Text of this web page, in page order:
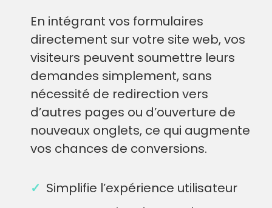
En intégrant vos formulaires
directement sur votre site web, vos
visiteurs peuvent soumettre leurs
demandes simplement, sans
nécessité de redirection vers
d’autres pages ou d’ouverture de
nouveaux onglets, ce qui augmente
vos chances de conversions.
✓ Simplifie l’expérience utilisateur